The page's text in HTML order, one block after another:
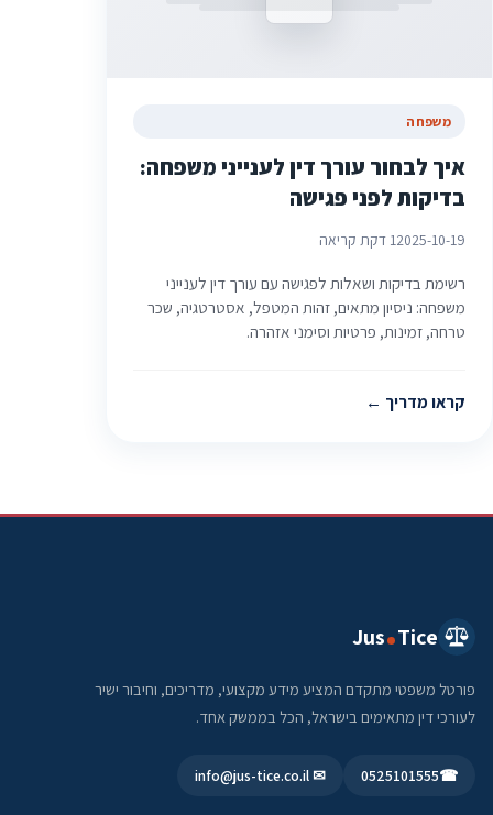
משפחה
איך לבחור עורך דין לענייני משפחה:
בדיקות לפני פגישה
2025-10-191 דקת קריאה
רשימת בדיקות ושאלות לפגישה עם עורך דין לענייני
משפחה: ניסיון מתאים, זהות המטפל, אסטרטגיה, שכר
טרחה, זמינות, פרטיות וסימני אזהרה.
קראו מדריך
Jus Tice
פורטל משפטי מתקדם המציע מידע מקצועי, מדריכים, וחיבור ישיר
לעורכי דין מתאימים בישראל, הכל בממשק אחד.
☎
0525101555
✉ info@jus-tice.co.il